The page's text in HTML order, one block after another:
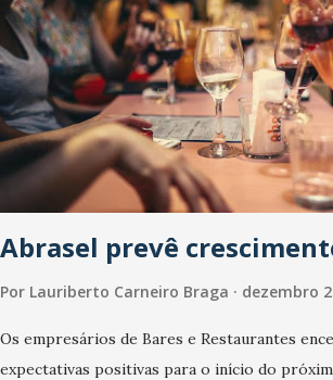
Abrasel prevê
Por Lauriberto Carneiro Braga dezembro
Os empresários de Bares e Restaurantes
expectativas positivas para o início do